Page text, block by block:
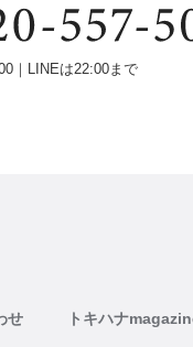
｜LINEは22:00まで
せ トキハナ